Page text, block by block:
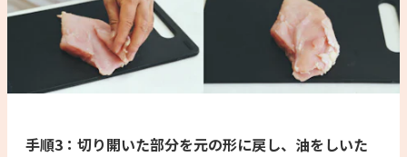
手順3：切り開いた部分を元の形に戻し、油をしいた